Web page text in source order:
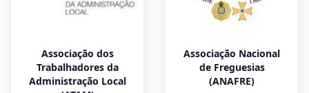
Associação dos
Trabalhadores da
Administração Local
Associação Nacional
de Freguesias
(ANAFRE)